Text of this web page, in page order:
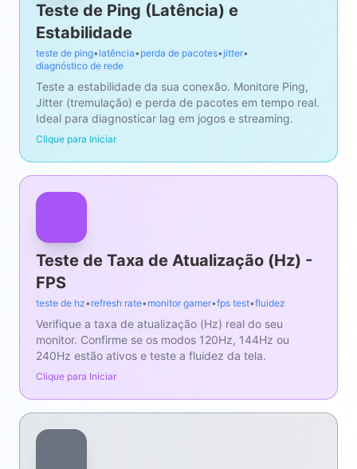
Teste de Ping (Latência) e
Estabilidade
teste de ping•latência•perda de pacotes•jitter•
diagnóstico de rede
Teste a estabilidade da sua conexão. Monitore Ping,
Jitter (tremulação) e perda de pacotes em tempo real.
Ideal para diagnosticar lag em jogos e streaming.
Clique para Iniciar
Teste de Taxa de Atualização (Hz) -
FPS
teste de hz•refresh rate•monitor gamer•fps test•fluidez
Verifique a taxa de atualização (Hz) real do seu
monitor. Confirme se os modos 120Hz, 144Hz ou
240Hz estão ativos e teste a fluidez da tela.
Clique para Iniciar